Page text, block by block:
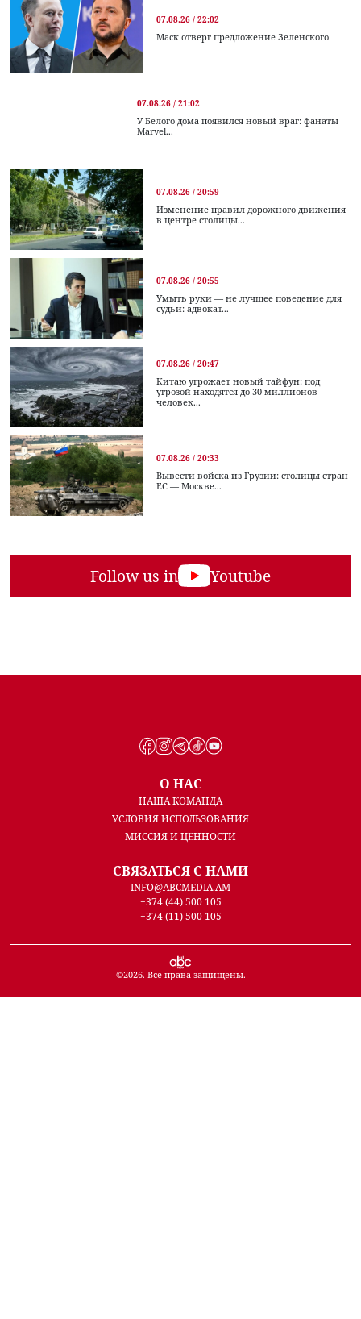
07.08.26 / 22:02
Маск отверг предложение Зеленского
07.08.26 / 21:02
У Белого дома появился новый враг: фанаты
Marvel...
07.08.26 / 20:59
Изменение правил дорожного движения
в центре столицы...
07.08.26 / 20:55
Умыть руки — не лучшее поведение для
судьи: адвокат...
07.08.26 / 20:47
Китаю угрожает новый тайфун: под
угрозой находятся до 30 миллионов
человек...
07.08.26 / 20:33
Вывести войска из Грузии: столицы стран
ЕС — Москве...
Follow us in Youtube
О НАС
НАША КОМАНДА
УСЛОВИЯ ИСПОЛЬЗОВАНИЯ
МИССИЯ И ЦЕННОСТИ
СВЯЗАТЬСЯ С НАМИ
INFO@ABCMEDIA.AM
+374 (44) 500 105
+374 (11) 500 105
©2026. Все права защищены.